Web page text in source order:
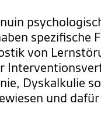
spezifische
von
Dyskalkulie
und